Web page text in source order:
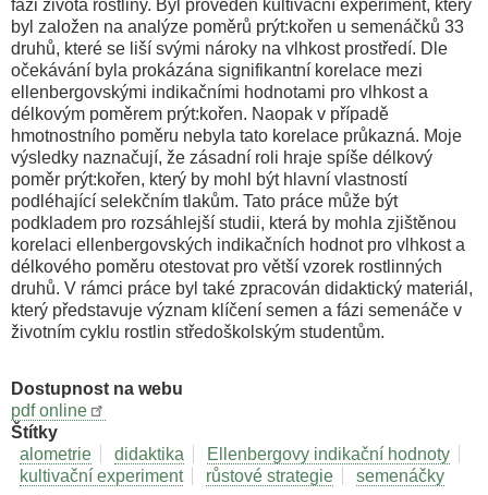
fázi života rostliny. Byl proveden kultivační experiment, který
byl založen na analýze poměrů prýt:kořen u semenáčků 33
druhů, které se liší svými nároky na vlhkost prostředí. Dle
očekávání byla prokázána signifikantní korelace mezi
ellenbergovskými indikačními hodnotami pro vlhkost a
délkovým poměrem prýt:kořen. Naopak v případě
hmotnostního poměru nebyla tato korelace průkazná. Moje
výsledky naznačují, že zásadní roli hraje spíše délkový
poměr prýt:kořen, který by mohl být hlavní vlastností
podléhající selekčním tlakům. Tato práce může být
podkladem pro rozsáhlejší studii, která by mohla zjištěnou
korelaci ellenbergovských indikačních hodnot pro vlhkost a
délkového poměru otestovat pro větší vzorek rostlinných
druhů. V rámci práce byl také zpracován didaktický materiál,
který představuje význam klíčení semen a fázi semenáče v
životním cyklu rostlin středoškolským studentům.
Dostupnost na webu
pdf online
Štítky
alometrie
didaktika
Ellenbergovy indikační hodnoty
kultivační experiment
růstové strategie
semenáčky